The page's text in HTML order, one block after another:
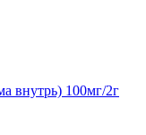
внутрь) 100мг/2г